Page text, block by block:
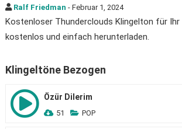
Ralf Friedman - Februar 1, 2024
Kostenloser Thunderclouds Klingelton für Ihr
kostenlos und einfach herunterladen.
Klingeltöne Bezogen
Özür Dilerim
51 POP